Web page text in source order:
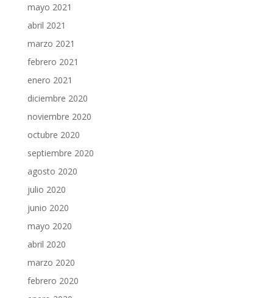
mayo 2021
abril 2021
marzo 2021
febrero 2021
enero 2021
diciembre 2020
noviembre 2020
octubre 2020
septiembre 2020
agosto 2020
julio 2020
junio 2020
mayo 2020
abril 2020
marzo 2020
febrero 2020